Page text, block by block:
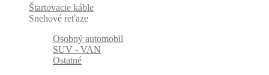
Štartovacie káble
Snehové reťaze
Osobný automobil
SUV - VAN
Ostatné